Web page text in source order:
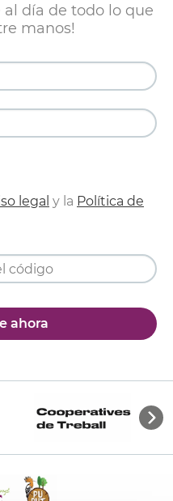
al día de todo lo que
manos!
legal y la Política de
ahora